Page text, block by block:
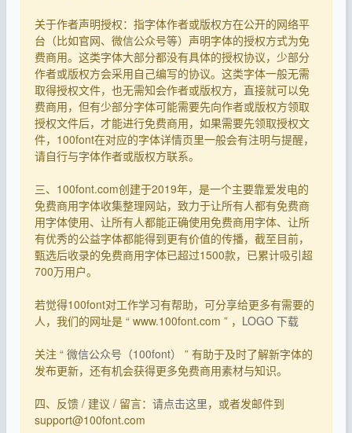
关于作者声明授权：指字体作者或版权方在公开的网络平
台（比如官网、微信公众号等）声明字体的授权方式为免
费商用。这类字体大部分都没有具体的授权协议，少部分
作者或版权方会采用自己编写的协议。这类字体一般无需
取得授权文件，也无需知会作者或版权方，直接就可以免
费商用，但有少部分字体可能需要先向作者或版权方领取
授权文件后，才能进行免费商用，如果需要先领取授权文
件，100font在对应的字体详情页里一般会有注明与提醒，
请自行与字体作者或版权方联系。
三、100font.com创建于2019年，是一个主要靠爱发电的
免费商用字体收集整理网站，致力于让所有人都有免费商
用字体使用、让所有人都能正确使用免费商用字体、让所
有优秀的公益字体都能得到更有价值的传播，截至目前，
甄选后收录的免费商用字体已超过1500款，已累计吸引超
700万用户。
若觉得100font对工作学习有帮助，可分享给更多有需要的
人，我们的网址是 “ www.100font.com ” ， LOGO 下载
关注 “ 微信公众号（100font）
” 有助于及时了解新字体的
发布更新，还有机会获得更多免费商用素材与知识。
四、反馈 / 建议 / 留言： 请点击这里，或者发邮件到
support@100font.com